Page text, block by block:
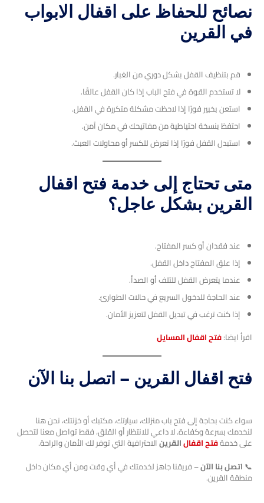
نصائح للحفاظ على اقفال الابواب
في القرين
قم بتنظيف القفل بشكل دوري من الغبار.
لا تستخدم القوة في فتح الباب إذا كان القفل عالقًا.
استعن بخبير فورًا إذا لاحظت مشكلة متكررة في القفل.
احتفظ بنسخة احتياطية من مفاتيحك في مكان آمن.
استبدل القفل فورًا إذا تعرض للكسر أو محاولات العبث.
متى تحتاج إلى خدمة فتح اقفال
القرين بشكل عاجل؟
عند فقدان أو كسر المفتاح.
إذا علق المفتاح داخل القفل.
عندما يتعرض القفل للتلف أو الصدأ.
عند الحاجة للدخول السريع في حالات الطوارئ.
إذا كنت ترغب في تبديل القفل لتعزيز الأمان.
اقرأ ايضا:فتح اقفال المسايل
فتح اقفال القرين – اتصل بنا الآن
سواء كنت بحاجة إلى فتح باب منزلك، سيارتك، مكتبك أو خزنتك، نحن هنا
لنخدمك بسرعة وكفاءة. لا داعي للانتظار أو القلق، فقط تواصل معنا لتحصل
على خدمةفتح اقفالالقرينالاحترافية التي توفر لك الأمان والراحة.
📞 اتصل بنا الآن– فريقنا جاهز لخدمتك في أي وقت ومن أي مكان داخل
منطقة القرين.